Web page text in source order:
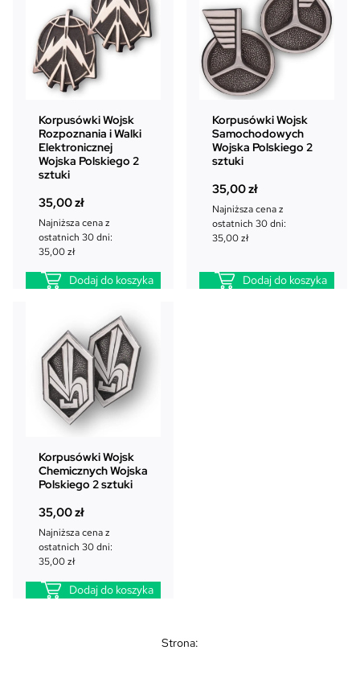
Korpusówki Wojsk
Rozpoznania i Walki
Elektronicznej
Wojska Polskiego 2
sztuki
35,00zł
Najniższa cena z
ostatnich 30 dni:
35,00zł
Dodaj do koszyka
Korpusówki Wojsk
Samochodowych
Wojska Polskiego 2
sztuki
35,00zł
Najniższa cena z
ostatnich 30 dni:
35,00zł
Dodaj do koszyka
Korpusówki Wojsk
Chemicznych Wojska
Polskiego 2 sztuki
35,00zł
Najniższa cena z
ostatnich 30 dni:
35,00zł
Dodaj do koszyka
Strona: